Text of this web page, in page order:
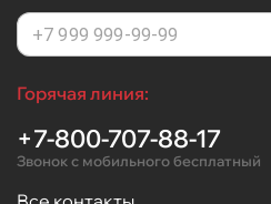
Горячая линия:
+7-800-707-88-17
Звонок с мобильного бесплатный